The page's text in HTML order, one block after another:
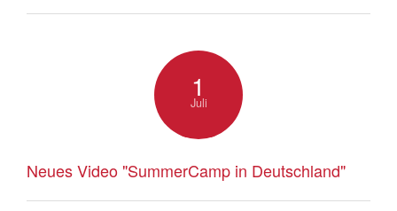
1
Juli
Neues Video "SummerCamp in Deutschland"